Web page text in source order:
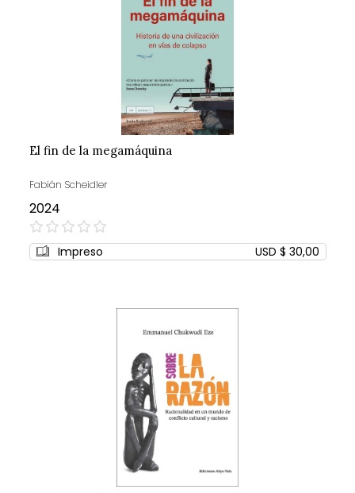
El fin de la megamáquina
Fabián Scheidler
2024
0%
Impreso USD $ 30,00